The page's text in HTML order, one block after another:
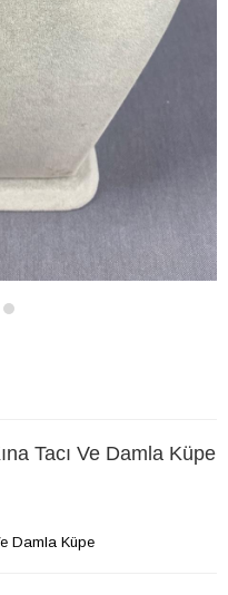
Tacı Ve Damla Küpe
Damla Küpe